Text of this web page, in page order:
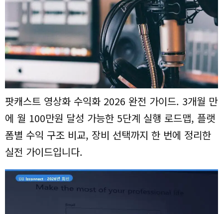
팟캐스트 영상화 수익화 2026 완전 가이드. 3개월 만
에 월 100만원 달성 가능한 5단계 실행 로드맵, 플랫
폼별 수익 구조 비교, 장비 선택까지 한 번에 정리한
실전 가이드입니다.